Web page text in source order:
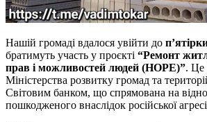
Нашій громаді вдалося увійти до
братимуть участь у проєкті “Ремонт
прав і можливостей людей (HOPE)”. Це
Міністерства розвитку громад та
Світовим банком, що спрямована на
пошкодженого внаслідок російської